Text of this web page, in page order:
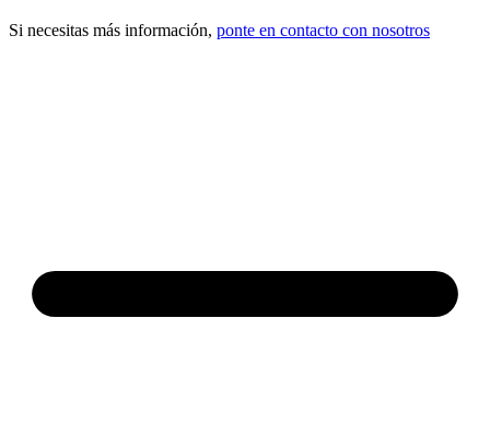
Si necesitas más información, ponte en contacto con nosotros